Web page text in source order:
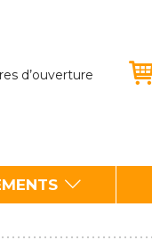
d’ouverture